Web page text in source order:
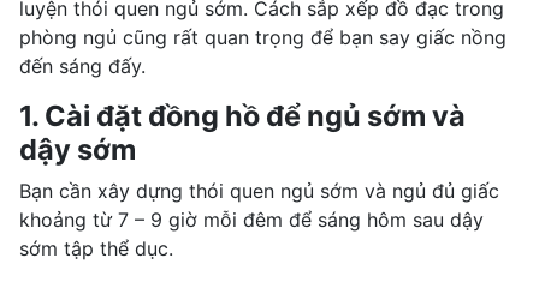
luyện thói quen ngủ sớm. Cách sắp xếp đồ đạc trong
phòng ngủ cũng rất quan trọng để bạn say giấc nồng
đến sáng đấy.
1. Cài đặt đồng hồ để ngủ sớm và
dậy sớm
Bạn cần xây dựng thói quen ngủ sớm và ngủ đủ giấc
khoảng từ 7 – 9 giờ mỗi đêm để sáng hôm sau dậy
sớm tập thể dục.